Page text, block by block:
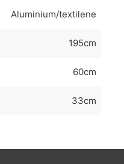
Aluminium/textilene
195cm
60cm
33cm